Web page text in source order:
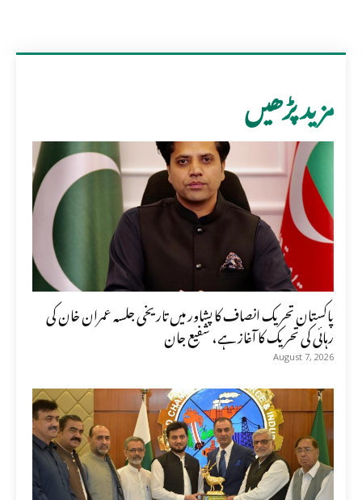
مزید پڑھیں
پاکستان تحریک انصاف کا پشاور میں تاریخی جلسہ عمران خان کی
رہائی کی تحریک کا آغاز ہے، شفیع جان
August 7, 2026